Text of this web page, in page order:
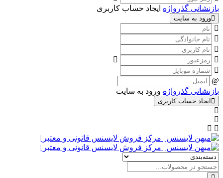
بازنشانی گذرواژه ایجاد حساب کاربری
ورود به سایت
بازنشانی گذرواژه ورود به سایت
ایجاد حساب کاربری